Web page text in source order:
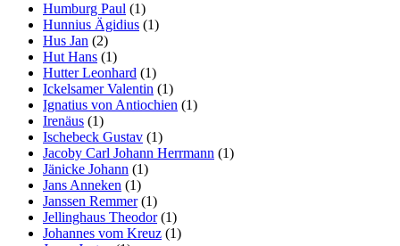
Humburg Paul (1)
Hunnius Ägidius (1)
Hus Jan (2)
Hut Hans (1)
Hutter Leonhard (1)
Ickelsamer Valentin (1)
Ignatius von Antiochien (1)
Irenäus (1)
Ischebeck Gustav (1)
Jacoby Carl Johann Herrmann (1)
Jänicke Johann (1)
Jans Anneken (1)
Janssen Remmer(1)
Jellinghaus Theodor(1)
Johannes vom Kreuz (1)